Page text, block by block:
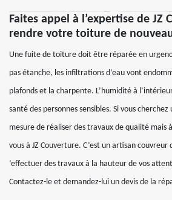
Faites appel à l’expertise de JZ
rendre votre toiture de
Une fuite de toiture doit être réparée en
pas étanche, les infiltrations d’eau vont
plafonds et la charpente. L’humidité à
santé des personnes sensibles. Si vous
mesure de réaliser des travaux de qualité mais
vous à JZ Couverture. C’est un artisan couvreur
‘effectuer des travaux à la hauteur de vos
Contactez-le et demandez-lui un devis de la